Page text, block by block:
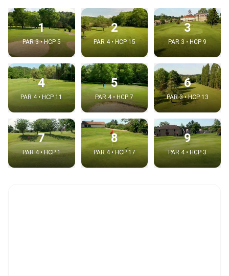
1
PAR 3 • HCP 5
2
PAR 4 • HCP 15
3
PAR 3 • HCP 9
4
PAR 4 • HCP 11
5
PAR 4 • HCP 7
6
PAR 3 • HCP 13
7
PAR 4 • HCP 1
8
PAR 4 • HCP 17
9
PAR 4 • HCP 3